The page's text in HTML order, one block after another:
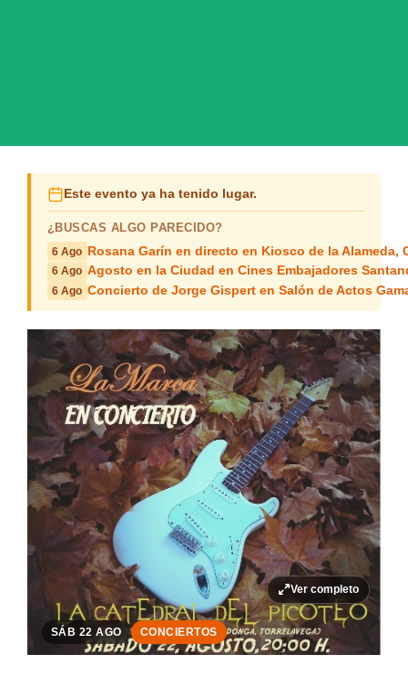
Este evento ya ha tenido lugar.
¿BUSCAS ALGO PARECIDO?
6 Ago Rosana Garín en directo en Kiosco de la Alameda,
6 Ago Agosto en la Ciudad en Cines Embajadores
6 Ago Concierto de Jorge Gispert en Salón de Actos
Ver completo
SÁB 22 AGO CONCIERTOS